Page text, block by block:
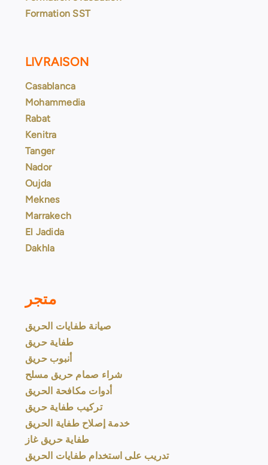
Formation SST
LIVRAISON
Casablanca
Mohammedia
Rabat
Kenitra
Tanger
Nador
Oujda
Meknes
Marrakech
El Jadida
Dakhla
متجر
صيانة طفايات الحريق
طفاية حريق
أنبوب حريق
شراء صمام حريق مسلح
أدوات مكافحة الحريق
تركيب طفاية حريق
خدمة إصلاح طفاية الحريق
طفاية حريق غاز
تدريب على استخدام طفايات الحريق